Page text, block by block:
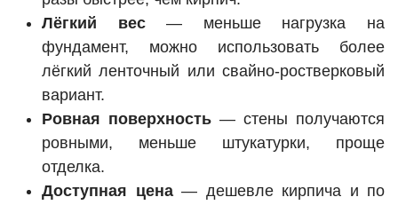
Лёгкий вес— меньше нагрузка на
фундамент, можно использовать более
лёгкий ленточный или свайно-ростверковый
вариант.
Ровная поверхность — стены получаются
ровными, меньше штукатурки, проще
отделка.
Доступная цена— дешевле кирпича и по